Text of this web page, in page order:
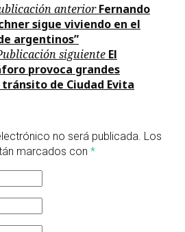
anterior Fernando
sigue viviendo en el
argentinos”
siguiente El
provoca grandes
de Ciudad Evita
no será publicada. Los
marcados con *